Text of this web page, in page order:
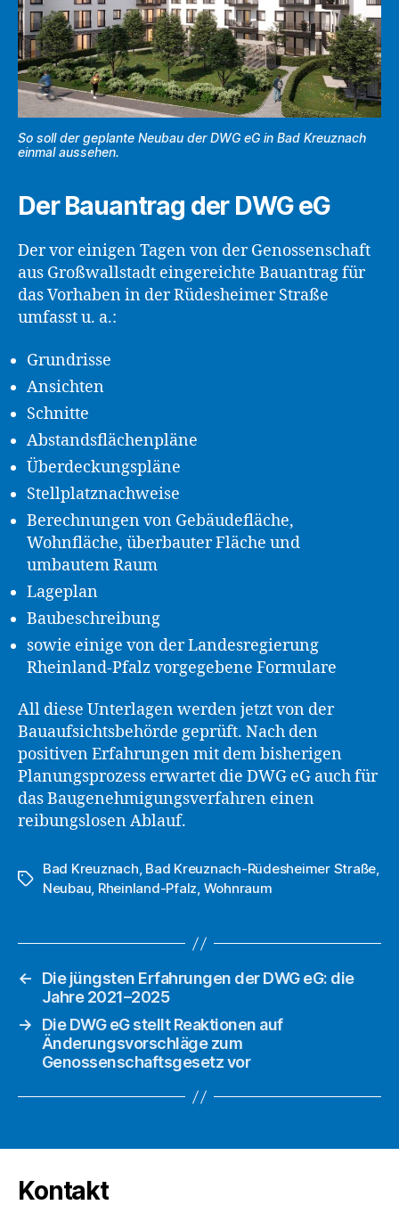
So soll der geplante Neubau der DWG eG in Bad Kreuznach
einmal aussehen.
Der Bauantrag der DWG eG
Der vor einigen Tagen von der Genossenschaft
aus Großwallstadt eingereichte Bauantrag für
das Vorhaben in der Rüdesheimer Straße
umfasst u. a.:
Grundrisse
Ansichten
Schnitte
Abstandsflächenpläne
Überdeckungspläne
Stellplatznachweise
Berechnungen von Gebäudefläche,
Wohnfläche, überbauter Fläche und
umbautem Raum
Lageplan
Baubeschreibung
sowie einige von der Landesregierung
Rheinland-Pfalz vorgegebene Formulare
All diese Unterlagen werden jetzt von der
Bauaufsichtsbehörde geprüft. Nach den
positiven Erfahrungen mit dem bisherigen
Planungsprozess erwartet die DWG eG auch für
das Baugenehmigungsverfahren einen
reibungslosen Ablauf.
Schlagwörter
Bad Kreuznach, Bad Kreuznach-Rüdesheimer Straße,
Neubau, Rheinland-Pfalz, Wohnraum
←
Die jüngsten Erfahrungen der DWG eG: die
Jahre 2021–2025
→
Die DWG eG stellt Reaktionen auf
Änderungsvorschläge zum
Genossenschaftsgesetz vor
Kontakt